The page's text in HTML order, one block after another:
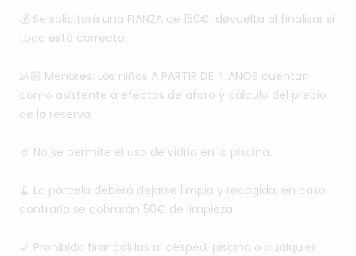
💰 Se solicitará una FIANZA de 150€, devuelta al finalizar si
todo está correcto.
👶🏼 Menores: Los niños A PARTIR DE 4 AÑOS cuentan
como asistente a efectos de aforo y cálculo del precio
de la reserva.
🥤 No se permite el uso de vidrio en la piscina.
🧹 La parcela deberá dejarse limpia y recogida; en caso
contrario se cobrarán 50€ de limpieza.
🚬 Prohibido tirar colillas al césped, piscina o cualquier